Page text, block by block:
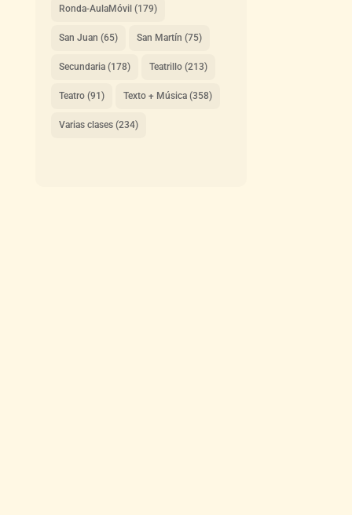
Ronda-AulaMóvil (179)
San Juan (65) San Martín (75)
Secundaria(178) Teatrillo(213)
Teatro(91) Texto + Música(358)
Varias clases(234)